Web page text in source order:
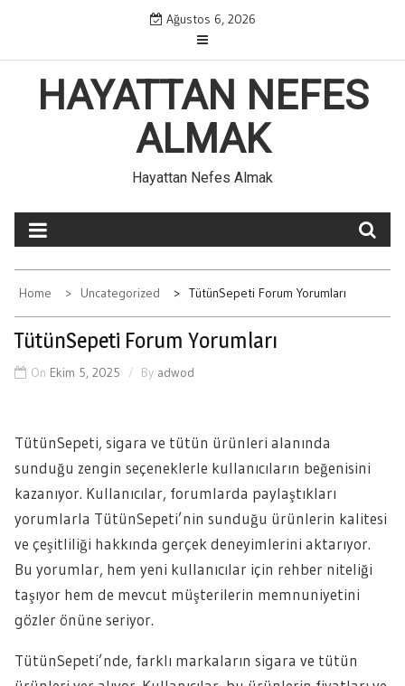
content
Ağustos 6, 2026
HAYATTAN NEFES
ALMAK
Hayattan Nefes Almak
Home Uncategorized TütünSepeti Forum Yorumları
TütünSepeti Forum Yorumları
On Ekim 5, 2025 By adwod
TütünSepeti, sigara ve tütün ürünleri alanında
sunduğu zengin seçeneklerle kullanıcıların beğenisini
kazanıyor. Kullanıcılar, forumlarda paylaştıkları
yorumlarla TütünSepeti’nin sunduğu ürünlerin kalitesi
ve çeşitliliği hakkında gerçek deneyimlerini aktarıyor.
Bu yorumlar, hem yeni kullanıcılar için rehber niteliği
taşıyor hem de mevcut müşterilerin memnuniyetini
gözler önüne seriyor.
TütünSepeti’nde, farklı markaların sigara ve tütün